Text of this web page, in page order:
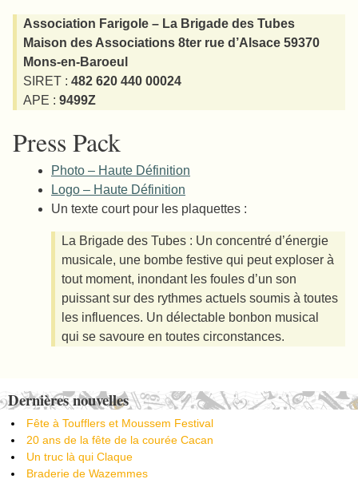
Association Farigole – La Brigade des Tubes
Maison des Associations 8ter rue d’Alsace 59370
Mons-en-Baroeul
SIRET : 482 620 440 00024
APE : 9499Z
Press Pack
Photo – Haute Définition
Logo – Haute Définition
Un texte court pour les plaquettes :
La Brigade des Tubes : Un concentré d’énergie
musicale, une bombe festive qui peut exploser à
tout moment, inondant les foules d’un son
puissant sur des rythmes actuels soumis à toutes
les influences. Un délectable bonbon musical
qui se savoure en toutes circonstances.
Dernières nouvelles
Fête à Toufflers et Moussem Festival
20 ans de la fête de la courée Cacan
Un truc là qui Claque
Braderie de Wazemmes